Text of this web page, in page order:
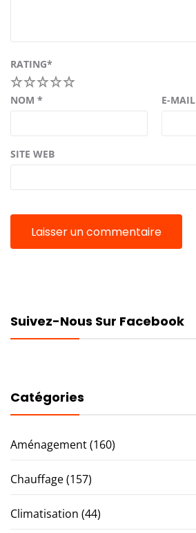
RATING*
5
4
3
2
NOM * E-MAIL
SITE WEB
Suivez-Nous Sur Facebook
Catégories
Aménagement(160)
Chauffage(157)
Climatisation (44)